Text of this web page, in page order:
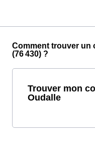
Comment trouver un
(76 430) ?
Trouver mon
Oudalle